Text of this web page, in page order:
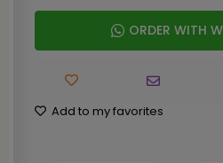
ORDER WITH
Add to my favorites